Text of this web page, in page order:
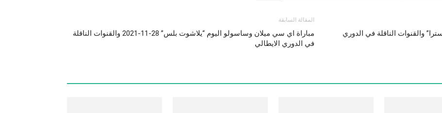
المقالة السابقة
مباراة اي سي ميلان وساسولو اليوم “يلاشوت بلس” 28-11-2021 والقنوات الناقلة
في الدوري الايطالي
والقنوات الناقلة في الدوري